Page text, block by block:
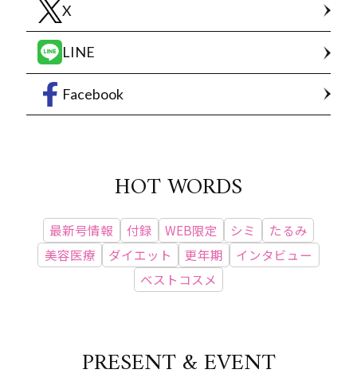
X
LINE
Facebook
HOT WORDS
最新号情報 付録 WEB限定 シミ
たるみ
美容医療
ダイエット 更年期
インタビュー
ベストコスメ
PRESENT & EVENT